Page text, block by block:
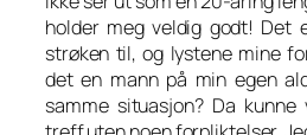
holder meg veldig godt! Det
strøken til, og lystene mine
det en mann på min egen
samme situasjon? Da